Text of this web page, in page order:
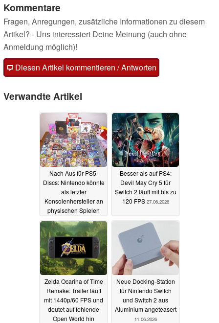
Kommentare
Fragen, Anregungen, zusätzliche Informationen zu diesem
Artikel? - Uns interessiert Deine Meinung (auch ohne
Anmeldung möglich)!
Diesen Artikel kommentieren / Antworten
Verwandte Artikel
Nach Aus für PS5-
Discs: Nintendo könnte
als letzter
Konsolenhersteller an
physischen Spielen
festhalten06.07.2026
Besser als auf PS4:
Devil May Cry 5 für
Switch 2 läuft mit bis zu
120 FPS 27.06.2026
Zelda Ocarina of Time
Remake: Trailer läuft
mit 1440p/60 FPS und
deutet auf fehlende
Open World hin
Neue Docking-Station
für Nintendo Switch
und Switch 2 aus
Aluminium angeteasert
11.06.2026